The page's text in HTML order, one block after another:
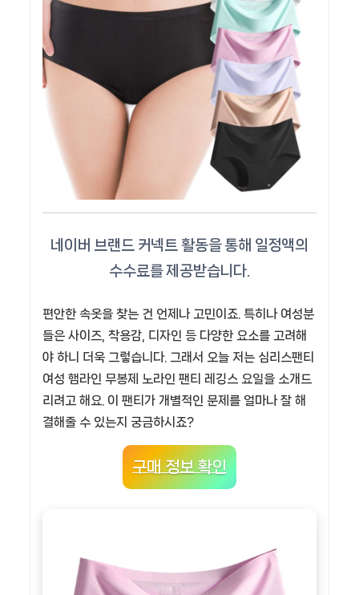
편안한 속옷을 찾는 건 언제나 고민이죠. 특히나 여성분
들은 사이즈, 착용감, 디자인 등 다양한 요소를 고려해
야 하니 더욱 그렇습니다. 그래서 오늘 저는 심리스팬티
여성 햄라인 무봉제 노라인 팬티 레깅스 요일을 소개드
리려고 해요. 이 팬티가 개별적인 문제를 얼마나 잘 해
결해줄 수 있는지 궁금하시죠?
구매 정보 확인